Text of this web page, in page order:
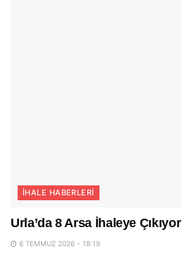
İHALE HABERLERI
Urla’da 8 Arsa İhaleye Çıkıyor
6 TEMMUZ 2026 - 18:19